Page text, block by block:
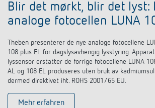
Blir det mørkt, blir det lyst:
analoge fotocellen LUNA
Theben presenterer de nye analoge fotocellene
108 plus EL for dagslysavhengig lysstyring.
lyssensor erstatter de forrige fotocellene LUNA
AL og 108 EL produseres uten bruk av
dermed direktivet iht. ROHS 2001/65 EU.
Mehr erfahren